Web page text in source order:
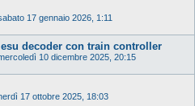
17 gennaio 2026, 1:11
decoder con train controller
10 dicembre 2025, 20:15
17 ottobre 2025, 18:03